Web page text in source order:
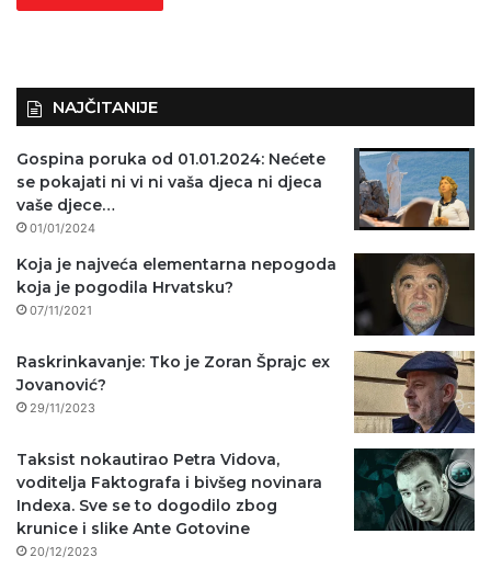
NAJČITANIJE
Gospina poruka od 01.01.2024: Nećete
se pokajati ni vi ni vaša djeca ni djeca
vaše djece…
01/01/2024
Koja je najveća elementarna nepogoda
koja je pogodila Hrvatsku?
07/11/2021
Raskrinkavanje: Tko je Zoran Šprajc ex
Jovanović?
29/11/2023
Taksist nokautirao Petra Vidova,
voditelja Faktografa i bivšeg novinara
Indexa. Sve se to dogodilo zbog
krunice i slike Ante Gotovine
20/12/2023